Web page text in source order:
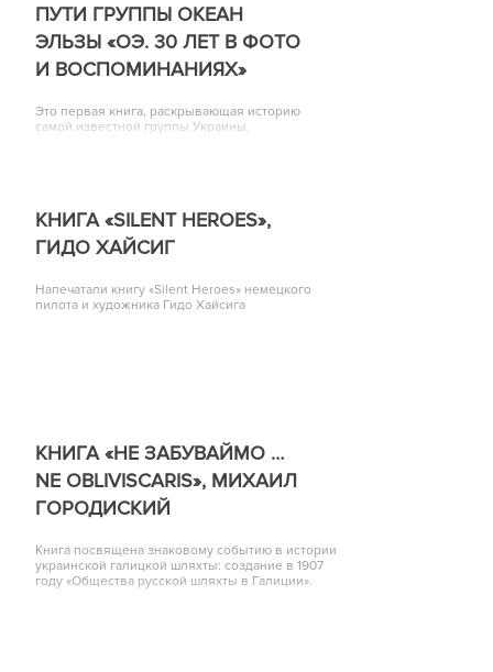
ПУТИ ГРУППЫ ОКЕАН
ЭЛЬЗЫ «ОЭ. 30 ЛЕТ В ФОТО
И ВОСПОМИНАНИЯХ»
Это первая книга, раскрывающая историю
самой известной группы Украины.
КНИГА «SILENT HEROES»,
ГИДО ХАЙСИГ
Напечатали книгу «Silent Heroes» немецкого
пилота и художника Гидо Хайсига
КНИГА «НЕ ЗАБУВАЙМО …
NE OBLIVISCARIS», МИХАИЛ
ГОРОДИСКИЙ
Книга посвящена знаковому событию в истории
украинской галицкой шляхты: создание в 1907
году «Общества русской шляхты в Галиции».